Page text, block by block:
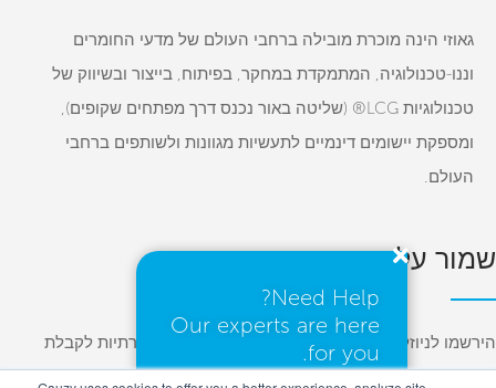
גאוזי הינה מוכרת מובילה ברחבי העולם של מדעי החומרים
וננו-טכנולוגיה, המתמקדת במחקר, בפיתוח, בייצור ובשיווק של
טכנולוגיות LCG® (שליטה באור נכנס דרך מפתחים שקופים),
ומספקת יישומים דינמיים לתעשיות מגוונות ולשותפים ברחבי
העולם.
שמור על קשר
הירשמו לניוזלטרים שלנו ועקוב אחרינו ברשתות החברתיות לקבלת
עדכונים על פרויקטים, טכנולוגיות חדשות ואירועים שונים.
Need Help?
Our experts are here
for you.